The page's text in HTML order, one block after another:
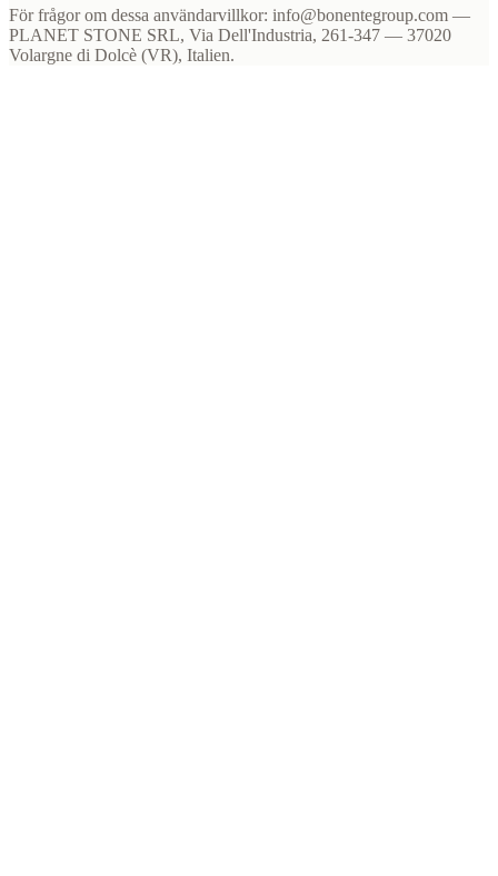
För frågor om dessa användarvillkor: info@bonentegroup.com —
PLANET STONE SRL, Via Dell'Industria, 261-347 — 37020
Volargne di Dolcè (VR), Italien.